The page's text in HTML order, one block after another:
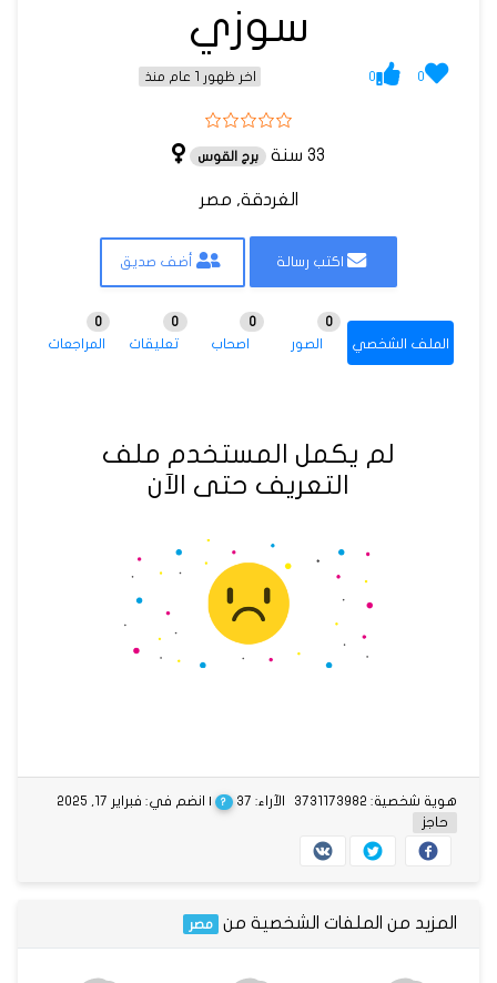
سوزي
0
0 اخر ظهور 1 عام منذ
33 سنة برج القوس
الغردقة, مصر
اكتب رسالة أضف صديق
الملف الشخصي الصور
0
اصحاب
0
تعليقات
0
المراجعات
0
لم يكمل المستخدم ملف
التعريف حتى الآن
الآراء: 37 ? | انضم في: فبراير 17, 2025
هوية شخصية: 3731173982
حاجز
المزيد من الملفات الشخصية من مصر